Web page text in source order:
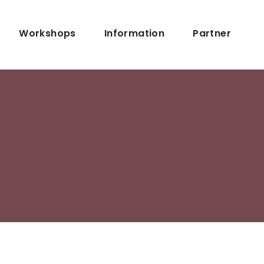
Workshops Information Partner